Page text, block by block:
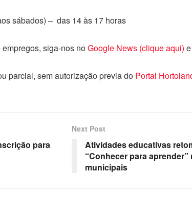
sábados) – das 14 às 17 horas
siga-nos noGoogle News (clique aqui)
parcial, sem autorização previa do Portal
para
Next Post
Atividades educativas
“Conhecer para
municipais